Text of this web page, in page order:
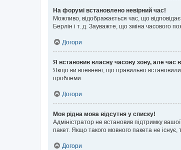
На форумі встановлено невірний час!
Можливо, відображається час, що
Берлін і т. д. Зауважте, що зміна часового
Догори
Я встановив власну часову зону, але час
Якщо ви впевнені, що правильно
проблеми.
Догори
Моя рідна мова відсутня у списку!
Адміністратор не встановив підтримку
пакет. Якщо такого мовного пакета не
Догори